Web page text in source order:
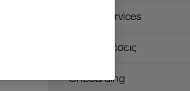
Carrier Services
Προϋποθέσεις
Onboarding